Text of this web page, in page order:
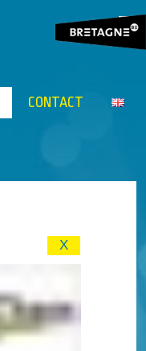
CONTACT
X